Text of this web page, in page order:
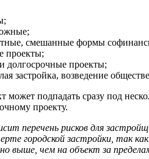
смешанные формы
проекты;
долгосрочные проекты;
застройка, возведение
может подпадать сразу под
проекту.
перечень рисков для
городской застройки, так
выше, чем на объект за